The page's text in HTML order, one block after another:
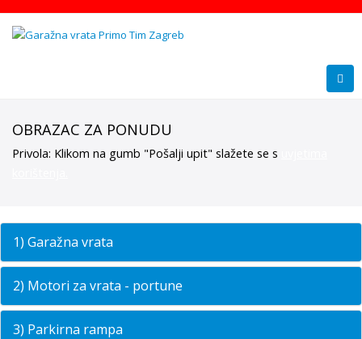
OBRAZAC ZA PONUDU
Privola: Klikom na gumb "Pošalji upit" slažete se s
1) Garažna vrata
2) Motori za vrata - portune
3) Parkirna rampa